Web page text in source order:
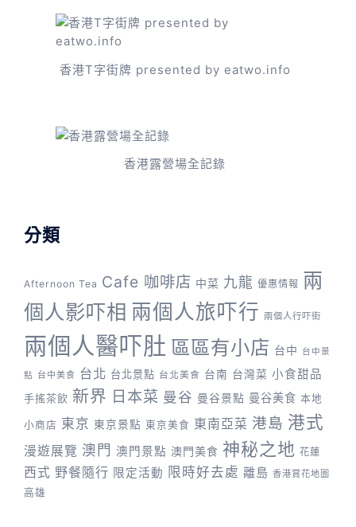
香港T字街牌 presented by eatwo.info
香港露營場全記錄
分類
Afternoon Tea Cafe 咖啡店 中菜 九龍 優惠情報 兩
個人影吓相 兩個人旅吓行 兩個人行吓街
兩個人醫吓肚 區區有小店 台中 台中景
點 台中美食 台北 台北景點 台北美食 台南 台灣菜 小食甜品
手搖茶飲 新界 日本菜 曼谷 曼谷景點 曼谷美食 本地
小商店 東京 東京景點 東京美食 東南亞菜 港島 港式
漫遊展覽 澳門 澳門景點 澳門美食 神秘之地 花蓮
西式 野餐隨行 限定活動 限時好去處 離島 香港賞花地圖
高雄